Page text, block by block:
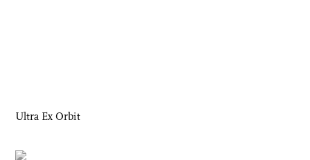
Ultra Ex Orbit